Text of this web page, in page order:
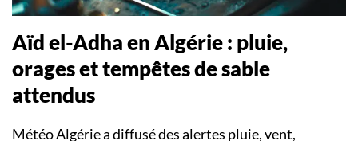
Aïd el-Adha en Algérie : pluie,
orages et tempêtes de sable
attendus
Météo Algérie a diffusé des alertes pluie, vent,